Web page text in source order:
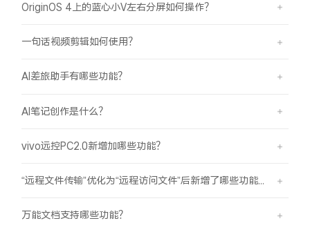
OriginOS 4上的蓝心小V左右分屏如何操作？
一句话视频剪辑如何使用？
AI差旅助手有哪些功能？
AI笔记创作是什么？
vivo远控PC2.0新增加哪些功能？
万能文档支持哪些功能？